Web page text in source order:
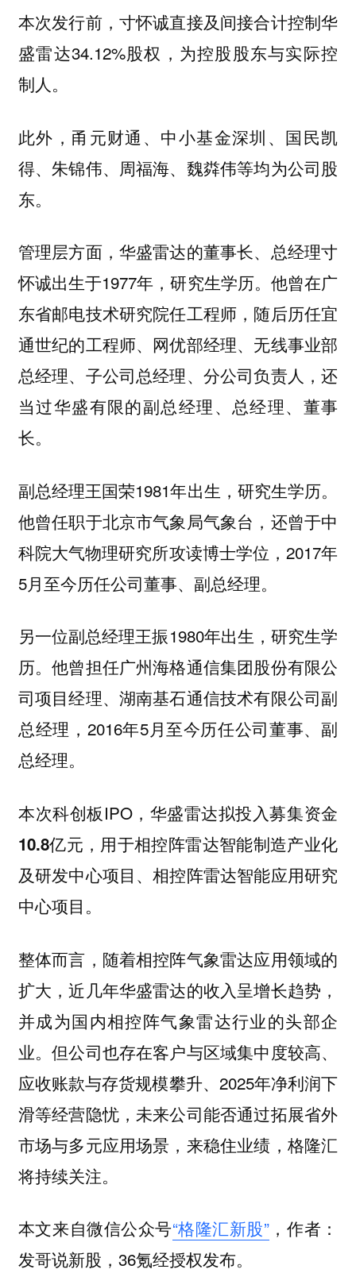
本次发行前，寸怀诚直接及间接合计控制华
盛雷达34.12%股权，为控股股东与实际控
制人。
此外，甬元财通、中小基金深圳、国民凯
得、朱锦伟、周福海、魏粦伟等均为公司股
东。
管理层方面，华盛雷达的董事长、总经理寸
怀诚出生于1977年，研究生学历。他曾在广
东省邮电技术研究院任工程师，随后历任宜
通世纪的工程师、网优部经理、无线事业部
总经理、子公司总经理、分公司负责人，还
当过华盛有限的副总经理、总经理、董事
长。
副总经理王国荣1981年出生，研究生学历。
他曾任职于北京市气象局气象台，还曾于中
科院大气物理研究所攻读博士学位，2017年
5月至今历任公司董事、副总经理。
另一位副总经理王振1980年出生，研究生学
历。他曾担任广州海格通信集团股份有限公
司项目经理、湖南基石通信技术有限公司副
总经理，2016年5月至今历任公司董事、副
总经理。
本次科创板IPO，华盛雷达拟投入募集资金
10.8亿元 ，用于相控阵雷达智能制造产业化
及研发中心项目、相控阵雷达智能应用研究
中心项目。
整体而言，随着相控阵气象雷达应用领域的
扩大，近几年华盛雷达的收入呈增长趋势，
并成为国内相控阵气象雷达行业的头部企
业。但公司也存在客户与区域集中度较高、
应收账款与存货规模攀升、2025年净利润下
滑等经营隐忧，未来公司能否通过拓展省外
市场与多元应用场景，来稳住业绩，格隆汇
将持续关注。
本文来自微信公众号“格隆汇新股”，作者：
发哥说新股，36氪经授权发布。